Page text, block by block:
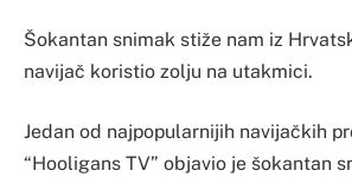
Šokantan snimak stiže nam iz
navijač koristio zolju na utakmici.
Jedan od najpopularnijih navijačkih
“Hooligans TV” objavio je šokantan